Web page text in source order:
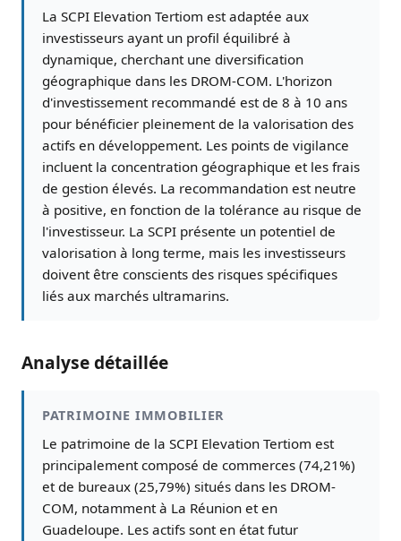
La SCPI Elevation Tertiom est adaptée aux
investisseurs ayant un profil équilibré à
dynamique, cherchant une diversification
géographique dans les DROM-COM. L'horizon
d'investissement recommandé est de 8 à 10 ans
pour bénéficier pleinement de la valorisation des
actifs en développement. Les points de vigilance
incluent la concentration géographique et les frais
de gestion élevés. La recommandation est neutre
à positive, en fonction de la tolérance au risque de
l'investisseur. La SCPI présente un potentiel de
valorisation à long terme, mais les investisseurs
doivent être conscients des risques spécifiques
liés aux marchés ultramarins.
Analyse détaillée
PATRIMOINE IMMOBILIER
Le patrimoine de la SCPI Elevation Tertiom est
principalement composé de commerces (74,21%)
et de bureaux (25,79%) situés dans les DROM-
COM, notamment à La Réunion et en
Guadeloupe. Les actifs sont en état futur